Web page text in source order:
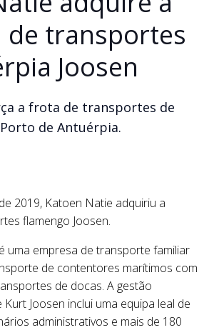
de transportes
Joosen
a frota de transportes de
de Antuérpia.
2019, Katoen Natie adquiriu a
flamengo Joosen.
uma empresa de transporte familiar
de contentores marítimos com
de docas. A gestão
Joosen inclui uma equipa leal de
administrativos e mais de 180